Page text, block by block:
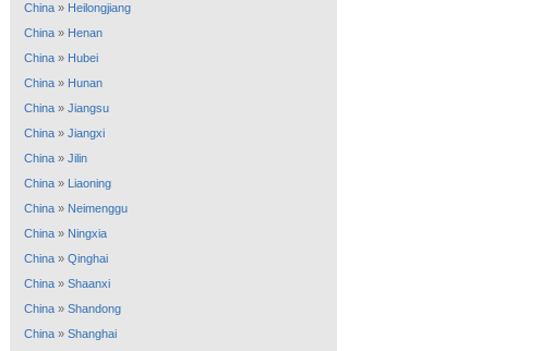
China » Heilongjiang
China » Henan
China » Hubei
China » Hunan
China » Jiangsu
China » Jiangxi
China » Jilin
China » Liaoning
China » Neimenggu
China » Ningxia
China » Qinghai
China » Shaanxi
China » Shandong
China » Shanghai